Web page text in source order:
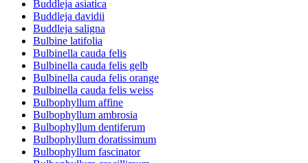
Buddleja asiatica
Buddleja davidii
Buddleja saligna
Bulbine latifolia
Bulbinella cauda felis
Bulbinella cauda felis gelb
Bulbinella cauda felis orange
Bulbinella cauda felis weiss
Bulbophyllum affine
Bulbophyllum ambrosia
Bulbophyllum dentiferum
Bulbophyllum doratissimum
Bulbophyllum fascinator